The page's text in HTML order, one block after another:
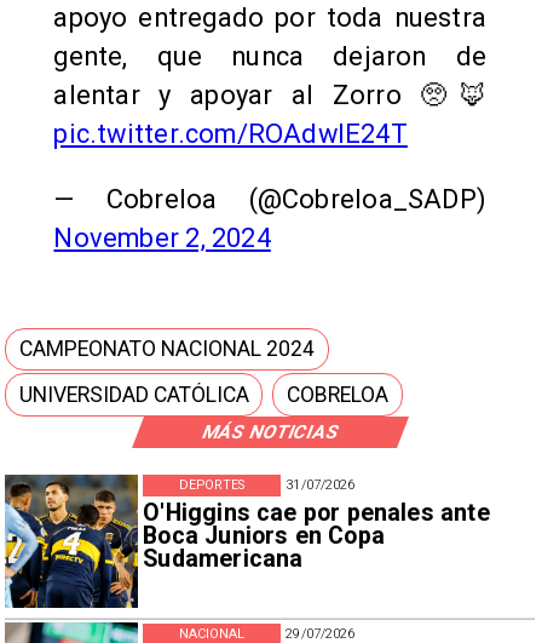
MÁS NOTICIAS
31/07/2026
O'Higgins cae por penales ante
Boca Juniors en Copa
Sudamericana
DEPORTES
29/07/2026
NACIONAL
apoyo entregado por toda nuestra
gente, que nunca dejaron de
alentar y apoyar al Zorro 🥺🦊
pic.twitter.com/ROAdwlE24T
— Cobreloa (@Cobreloa_SADP)
November 2, 2024
CAMPEONATO NACIONAL 2024
UNIVERSIDAD CATÓLICA
COBRELOA